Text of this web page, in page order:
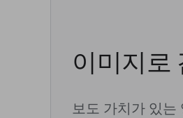
이미지로
보도 가치가 있는